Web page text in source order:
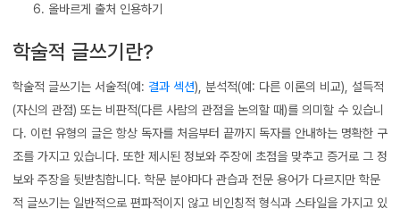
올바르게 출처 인용하기
학술적 글쓰기란?
학술적 글쓰기는 서술적(예: 결과 섹션), 분석적(예: 다른 이론의 비교), 설득적
(자신의 관점) 또는 비판적(다른 사람의 관점을 논의할 때)를 의미할 수 있습니
다. 이런 유형의 글은 항상 독자를 처음부터 끝까지 독자를 안내하는 명확한 구
조를 가지고 있습니다. 또한 제시된 정보와 주장에 초점을 맞추고 증거로 그 정
보와 주장을 뒷받침합니다. 학문 분야마다 관습과 전문 용어가 다르지만 학문
적 글쓰기는 일반적으로 편파적이지 않고 비인칭적 형식과 스타일을 가지고 있